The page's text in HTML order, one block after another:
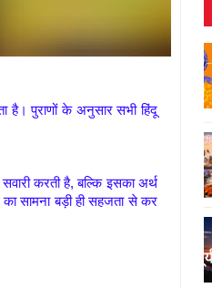
है। पुराणों के अनुसार सभी हिंदू
करती है, बल्कि इसका अर्थ
सामना बड़ी ही सहजता से कर